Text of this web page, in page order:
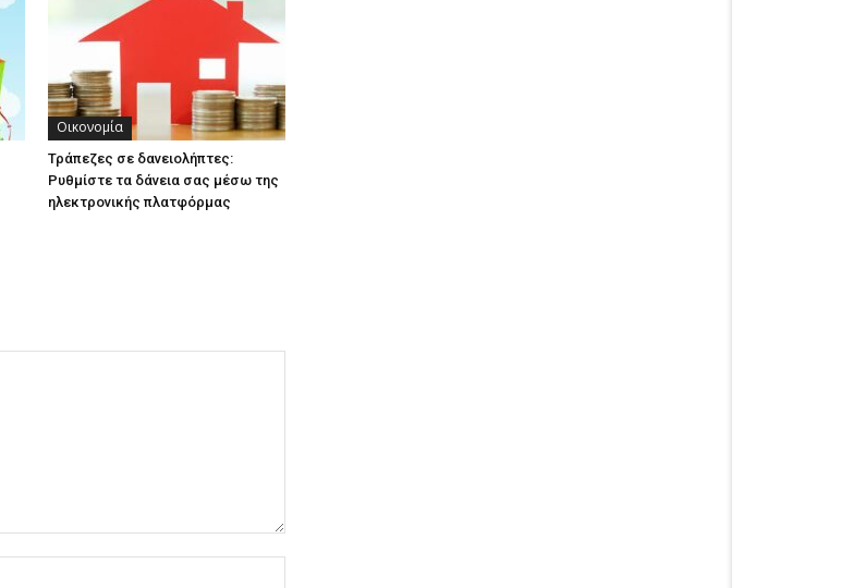
Οικονομία
Τράπεζες σε δανειολήπτες:
Ρυθμίστε τα δάνεια σας μέσω της
ηλεκτρονικής πλατφόρμας